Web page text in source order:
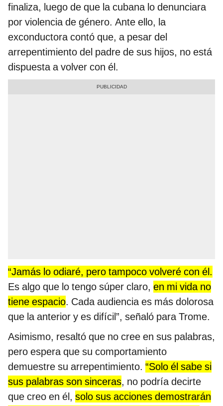
finaliza, luego de que la cubana lo denunciara
por violencia de género. Ante ello, la
exconductora contó que, a pesar del
arrepentimiento del padre de sus hijos, no está
dispuesta a volver con él.
“Jamás lo odiaré, pero tampoco volveré con él.
Es algo que lo tengo súper claro, en mi vida no
tiene espacio. Cada audiencia es más dolorosa
que la anterior y es difícil”, señaló para Trome.
Asimismo, resaltó que no cree en sus palabras,
pero espera que su comportamiento
demuestre su arrepentimiento. “Solo él sabe si
sus palabras son sinceras, no podría decirte
que creo en él, solo sus acciones demostrarán